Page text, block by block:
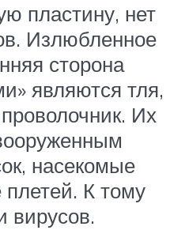
пластину, нет
Излюбленное
сторона
являются тля,
Их
насекомые
плетей. К тому
вирусов.